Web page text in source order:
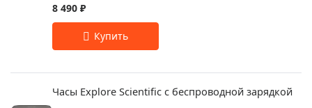
8 490 ₽
Часы Explore Scientific с беспроводной зарядкой